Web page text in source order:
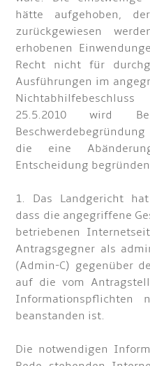
hätte aufgehoben,
zurückgewiesen
erhobenen
Recht nicht für
Ausführungen im
25.5.2010 wird
die eine
Entscheidung
1. Das Landgericht
dass die angegriffene
betriebenen
Antragsgegner als
(Admin-C) gegenüber
auf die vom
beanstanden ist.
Die notwendigen